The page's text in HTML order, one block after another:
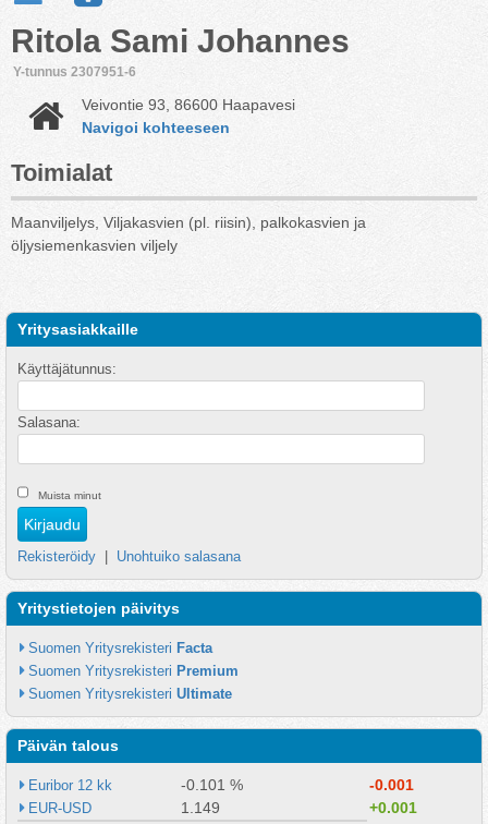
Ritola Sami Johannes
Y-tunnus 2307951-6
Veivontie 93, 86600 Haapavesi
Navigoi kohteeseen
Toimialat
Maanviljelys, Viljakasvien (pl. riisin), palkokasvien ja
öljysiemenkasvien viljely
Yritysasiakkaille
Käyttäjätunnus:
Salasana:
Muista minut
Rekisteröidy Unohtuiko salasana
Yritystietojen päivitys
Suomen Yritysrekisteri Facta
Suomen Yritysrekisteri Premium
Suomen Yritysrekisteri Ultimate
Päivän talous
Euribor 12 kk -0.101 % -0.001
EUR-USD 1.149 +0.001